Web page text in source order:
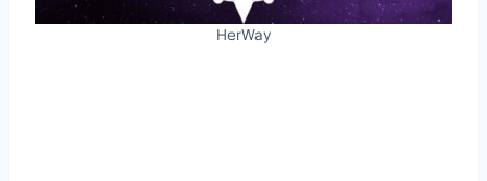
HerWay